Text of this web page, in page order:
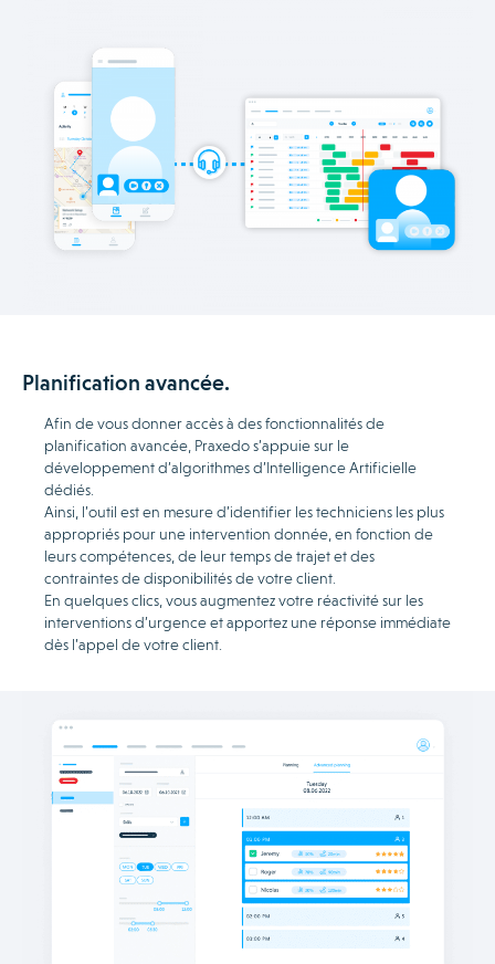
Planification avancée.
Afin de vous donner accès à des fonctionnalités de
planification avancée, Praxedo s’appuie sur le
développement d’algorithmes d’Intelligence Artificielle
dédiés.
Ainsi, l’outil est en mesure d’identifier les techniciens les plus
appropriés pour une intervention donnée, en fonction de
leurs compétences, de leur temps de trajet et des
contraintes de disponibilités de votre client.
En quelques clics, vous augmentez votre réactivité sur les
interventions d’urgence et apportez une réponse immédiate
dès l’appel de votre client.